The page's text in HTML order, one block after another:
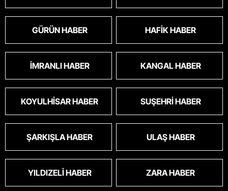
GÜRÜN HABER HAFIK HABER
İMRANLI HABER KANGAL HABER
KOYULHISAR HABER SUŞEHRI HABER
ŞARKIŞLA HABER ULAŞ HABER
YILDIZELI HABER ZARA HABER